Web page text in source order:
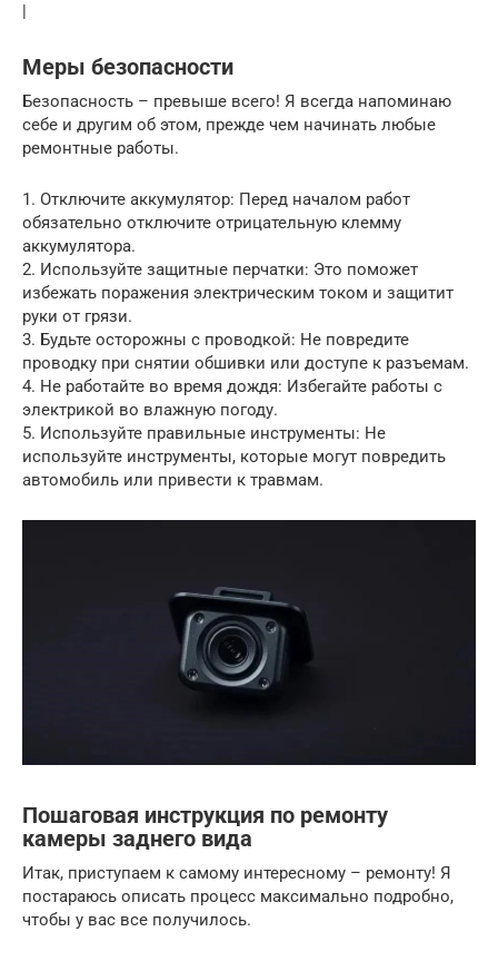
|
Меры безопасности
Безопасность – превыше всего! Я всегда напоминаю
себе и другим об этом, прежде чем начинать любые
ремонтные работы.
1. Отключите аккумулятор: Перед началом работ
обязательно отключите отрицательную клемму
аккумулятора.
2. Используйте защитные перчатки: Это поможет
избежать поражения электрическим током и защитит
руки от грязи.
3. Будьте осторожны с проводкой: Не повредите
проводку при снятии обшивки или доступе к разъемам.
4. Не работайте во время дождя: Избегайте работы с
электрикой во влажную погоду.
5. Используйте правильные инструменты: Не
используйте инструменты, которые могут повредить
автомобиль или привести к травмам.
Пошаговая инструкция по ремонту
камеры заднего вида
Итак, приступаем к самому интересному – ремонту! Я
постараюсь описать процесс максимально подробно,
чтобы у вас все получилось.